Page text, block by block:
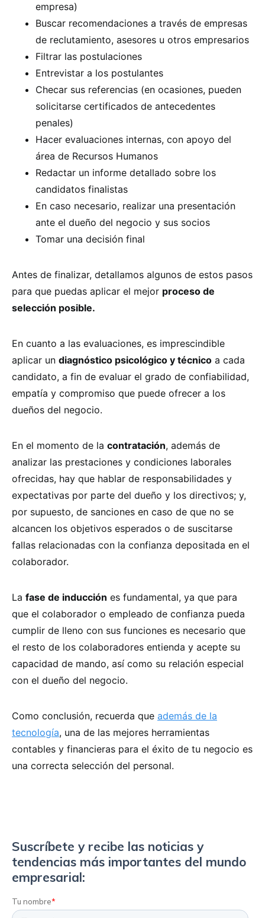
empresa)
Buscar recomendaciones a través de empresas
de reclutamiento, asesores u otros empresarios
Filtrar las postulaciones
Entrevistar a los postulantes
Checar sus referencias (en ocasiones, pueden
solicitarse certificados de antecedentes
penales)
Hacer evaluaciones internas, con apoyo del
área de Recursos Humanos
Redactar un informe detallado sobre los
candidatos finalistas
En caso necesario, realizar una presentación
ante el dueño del negocio y sus socios
Tomar una decisión final
Antes de finalizar, detallamos algunos de estos pasos
para que puedas aplicar el mejor proceso de
selección posible.
En cuanto a las evaluaciones, es imprescindible
aplicar un diagnóstico psicológico y técnico a cada
candidato, a fin de evaluar el grado de confiabilidad,
empatía y compromiso que puede ofrecer a los
dueños del negocio.
En el momento de la contratación, además de
analizar las prestaciones y condiciones laborales
ofrecidas, hay que hablar de responsabilidades y
expectativas por parte del dueño y los directivos; y,
por supuesto, de sanciones en caso de que no se
alcancen los objetivos esperados o de suscitarse
fallas relacionadas con la confianza depositada en el
colaborador.
La fase de inducción es fundamental, ya que para
que el colaborador o empleado de confianza pueda
cumplir de lleno con sus funciones es necesario que
el resto de los colaboradores entienda y acepte su
capacidad de mando, así como su relación especial
con el dueño del negocio.
Como conclusión, recuerda que además de la
tecnología, una de las mejores herramientas
contables y financieras para el éxito de tu negocio es
una correcta selección del personal.